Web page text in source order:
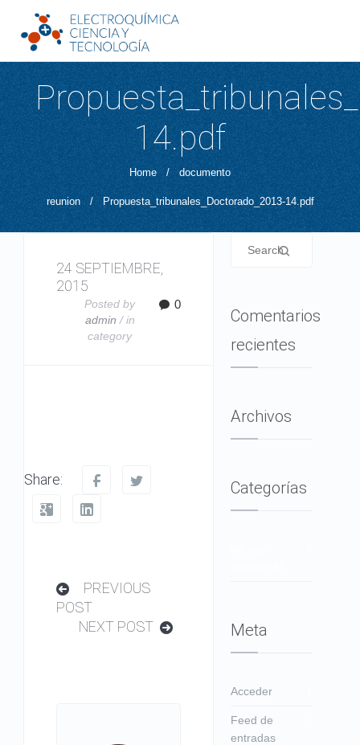
14.pdf
Home / documento
reunion / Propuesta_tribunales_Doctorado_2013-14.pdf
24 SEPTIEMBRE,
2015
Posted by
admin / in
category
0
Share:
PREVIOUS
POST
NEXT POST
Comentarios
recientes
Archivos
Categorías
Meta
Acceder
Feed de
entradas